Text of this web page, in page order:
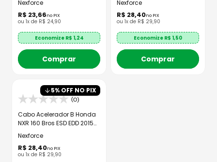
Nexforce
R$ 23,66no PIX
ou 1x de R$ 24,90
Economize R$ 1,24
Comprar
Nexforce
R$ 28,40no PIX
ou 1x de R$ 29,90
Economize R$ 1,50
Comprar
5% OFF NO PIX
(0)
Cabo Acelerador B Honda
NXR 160 Bros ESD EDD 2015
em diante
Nexforce
R$ 28,40no PIX
ou 1x de R$ 29,90